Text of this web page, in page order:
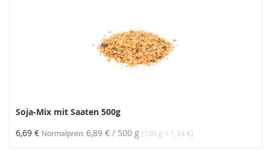
Soja-Mix mit Saaten 500g
6,69 € Normalpreis 6,89 € / 500 g (100 g = 1,34 €)